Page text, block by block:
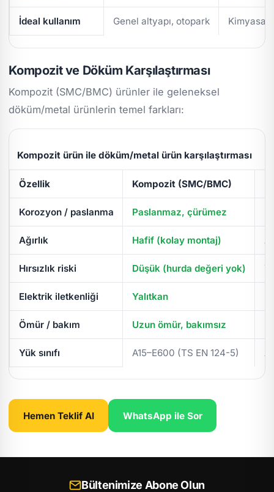
İdeal kullanım Genel altyapı, otopark
Kompozit ve Döküm Karşılaştırması
Kompozit (SMC/BMC) ürünler ile geleneksel
döküm/metal ürünlerin temel farkları:
Kompozit ürün ile döküm/metal ürün karşılaştırması
Özellik Kompozit (SMC/BMC)
Korozyon / paslanma Paslanmaz, çürümez
Ağırlık Hafif (kolay montaj)
Hırsızlık riski Düşük (hurda değeri yok)
Elektrik iletkenliği Yalıtkan
Ömür / bakım Uzun ömür, bakımsız
Yük sınıfı A15–E600 (TS EN 124-5)
Hemen Teklif Al WhatsApp ile Sor
Bültenimize Abone Olun